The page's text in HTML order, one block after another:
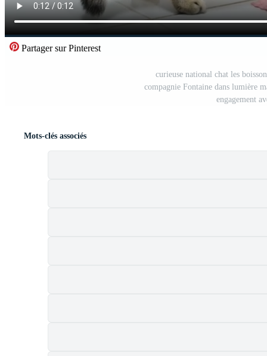
Partager sur Pinterest
curieuse national chat les
compagnie Fontaine dans lumière
engagement
Mots-clés associés